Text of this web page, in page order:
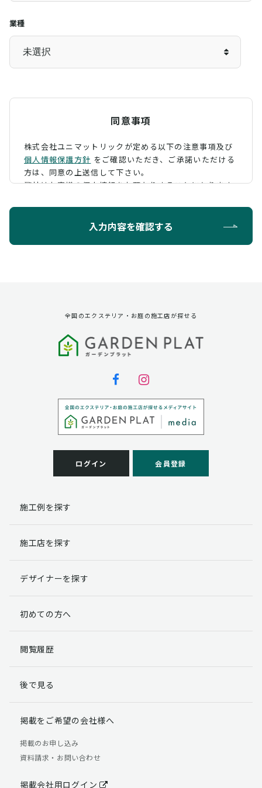
業種
同意事項
株式会社ユニマットリックが定める以下の注意事項及び
個人情報保護方針 をご確認いただき、 ご承諾いただける
方は、同意の上送信して下さい。
弊社はお客様の個人情報をお預かりすることになります
ように定め、保護に努めております。
第三者への提供
弊社は法律で定められている場合を除いて、お客様の個
個人情報の取扱い業務の委託
弊社は事業運営上、お客様により良いサービスを提供す
るために業務の一部を外部に委託しており、業務委託先
客様には、貴殿の個人情報の利用目的の通知、開示、訂
理・機密保持などによりお客様の個人情報の漏洩防止に
個人情報提出の任意性
す。
らかじめご了承ください。
個人情報の開示請求について
る権利があります。
「個人情報の取り扱いについて」
【お問合せ先】 個人情報問合せ窓口
TEL：03-5411-7891（平日9:00 ～ 18:00）
入力内容を確認する
全国のエクステリア・お庭の施工店が探せる
ログイン 会員登録
施工例を探す
施工店を探す
デザイナーを探す
初めての方へ
閲覧履歴
後で見る
掲載をご希望の会社様へ
掲載のお申し込み
資料請求・お問い合わせ
掲載会社用ログイン